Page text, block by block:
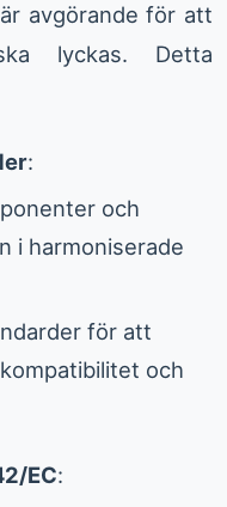
avgörande för att
lyckas. Detta
:
och
i harmoniserade
för att
och
EC: